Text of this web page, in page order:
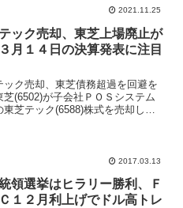
された。モノ言う株主、アクティ
の投資ファンドとしてストラテジ
ャピタルが大量保有している株式
極東貿易、極東開発工業、日本証
、有沢製作所など現在の投資先一
2021.11.25
ック売却、東芝上場廃止が
月１４日の決算発表に注目
ック売却、東芝債務超過を回避を
芝(6502)が子会社ＰＯＳシステム
東芝テック(6588)株式を売却し
2017.03.13
領選挙はヒラリー勝利、Ｆ
１２月利上げでドル高トレ